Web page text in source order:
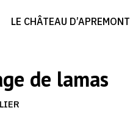
LE CHÂTEAU D’APREMONT
de lamas